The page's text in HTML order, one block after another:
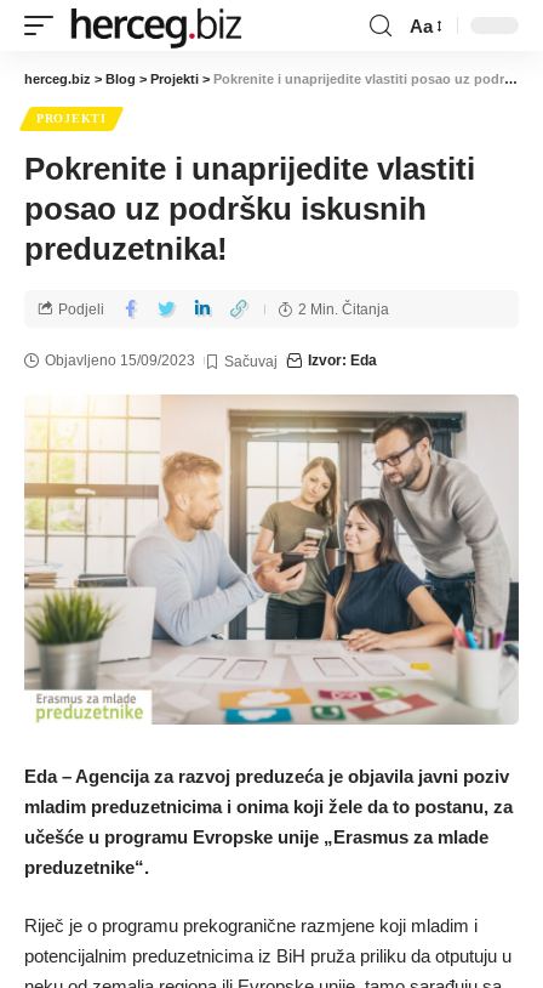
Aa
herceg.biz > Blog > Projekti > Pokrenite i unaprijedite vlastiti posao uz podršku iskusnih preduzetnika!
PROJEKTI
Pokrenite i unaprijedite vlastiti
posao uz podršku iskusnih
preduzetnika!
Objavljeno 15/09/2023 Izvor: Eda
Podjeli 2 Min. Čitanja
Eda – Agencija za razvoj preduzeća je objavila javni poziv
mladim preduzetnicima i onima koji žele da to postanu, za
učešće u programu Evropske unije „Erasmus za mlade
preduzetnike“.
Riječ je o programu prekogranične razmjene koji mladim i
potencijalnim preduzetnicima iz BiH pruža priliku da otputuju u